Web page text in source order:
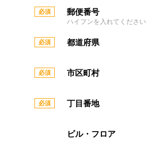
郵便番号
ハイフンを入れてください
都道府県
市区町村
丁目番地
ビル・フロア